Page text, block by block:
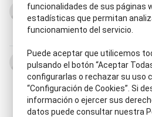
Eduardo de Adaro Magro
6.II.1848 - 27.II.1906
Arquitecto, ta
Juan Agapito y Revilla
13.XII.1867 - 7.XII.1944
Académico, ca de la Real
la Purísima Concepción de
|Historiador, ra
funcionalidades de sus páginas
estadísticas que permitan
funcionamiento del servicio.
Puede aceptar que utilicemos
pulsando el botón “Aceptar
configurarlas o rechazar su uso
“Configuración de Cookies”. Si
información o ejercer sus
datos puede consultar nuestra